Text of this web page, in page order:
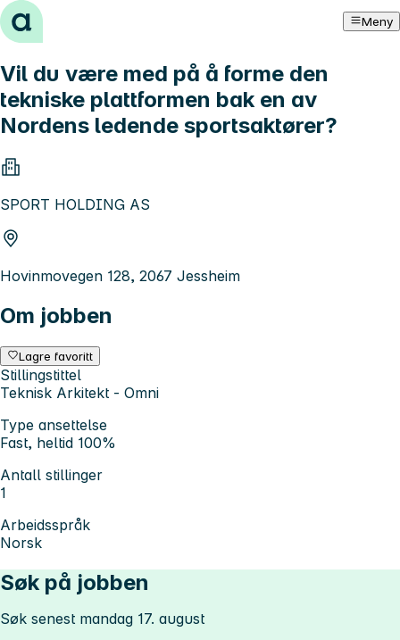
Hopp til innhold Meny
Vil du være med på å forme den
tekniske plattformen bak en av
Nordens ledende sportsaktører?
SPORT HOLDING AS
Hovinmovegen 128, 2067 Jessheim
Om jobben
Lagre favoritt
Stillingstittel
Teknisk Arkitekt - Omni
Type ansettelse
Fast, heltid 100%
Antall stillinger
1
Arbeidsspråk
Norsk
Søk på jobben
Søk senest mandag 17. august